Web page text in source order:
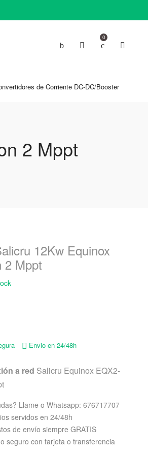
0
de Corriente DC-DC/Booster
2 Mppt
12Kw Equinox
2 Mppt
Envio en 24/48h
a red Salicru Equinox EQX2-
Llame o Whatsapp: 676717707
servidos en 24/48h
de envío siempre GRATIS
seguro con tarjeta o transferencia